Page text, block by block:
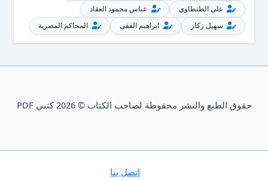
علي الطنطاوي
عباس محمود العقاد
سهيل زكار
ابراهيم الفقى المحاكم المصرية
حقوق الطبع والنشر محفوظة لصاحب الكتاب © 2026 كتبي PDF
إتصل بنا